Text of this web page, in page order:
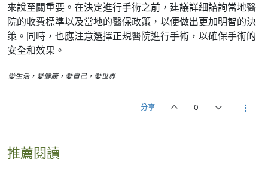
來說至關重要。在決定進行手術之前，建議詳細諮詢當地醫
院的收費標準以及當地的醫保政策，以便做出更加明智的決
策。同時，也應注意選擇正規醫院進行手術，以確保手術的
安全和效果。
愛生活，愛健康，愛自己，愛世界
分享 0
推薦閱讀